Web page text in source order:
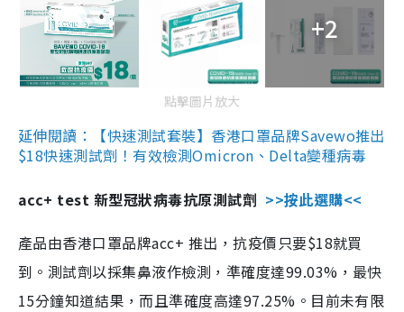
+2
點擊圖片放大
延伸閱讀：【快速測試套裝】香港口罩品牌Savewo推出
$18快速測試劑！有效檢測Omicron、Delta變種病毒
acc+ test 新型冠狀病毒抗原測試劑 >>按此選購<<
產品由香港口罩品牌acc+ 推出，抗疫價只要$18就買
到。測試劑以採集鼻液作檢測，準確度達99.03%，最快
15分鐘知道結果，而且準確度高達97.25%。目前未有限